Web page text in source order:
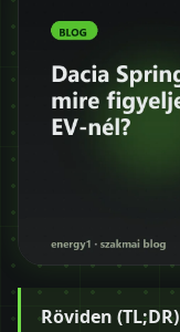
Röviden (TL;DR)